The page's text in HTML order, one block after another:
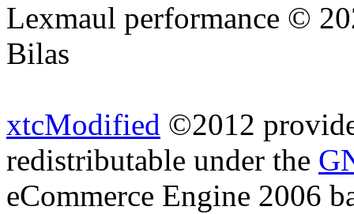
Lexmaul performance ©
Bilas
xtcModified ©2012
redistributable under the
eCommerce Engine 2006